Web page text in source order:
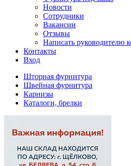
Новости
Сотрудники
Вакансии
Отзывы
Написать руководителю
Контакты
Вход
Шторная фурнитура
Швейная фурнитура
Карнизы
Каталоги, брелки